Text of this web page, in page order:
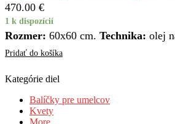
470.00 €
1 k dispozícií
Rozmer: 60x60 cm. Technika: olej
Pridať do košíka
Kategórie diel
Balíčky pre umelcov
Kvety